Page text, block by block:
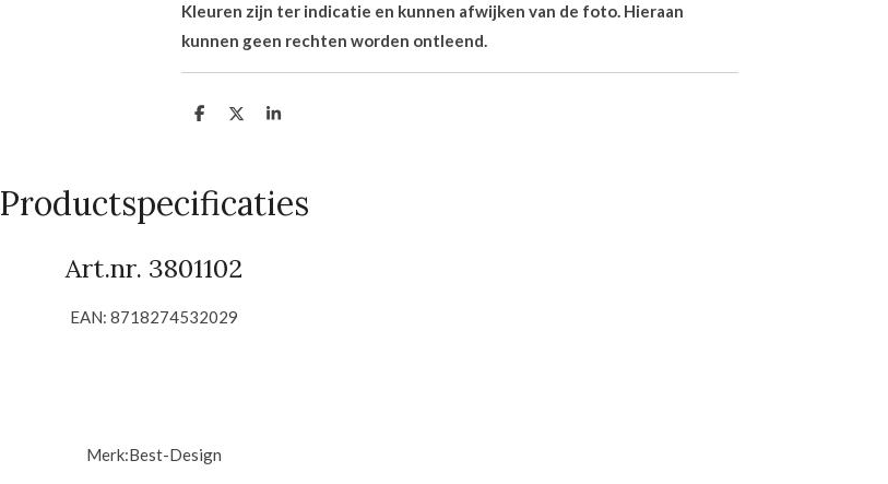
Kleuren zijn ter indicatie en kunnen afwijken van de foto. Hieraan
kunnen geen rechten worden ontleend.
D
D
S
Productspecificaties
Art.nr. 3801102
EAN: 8718274532029
Merk:Best-Design